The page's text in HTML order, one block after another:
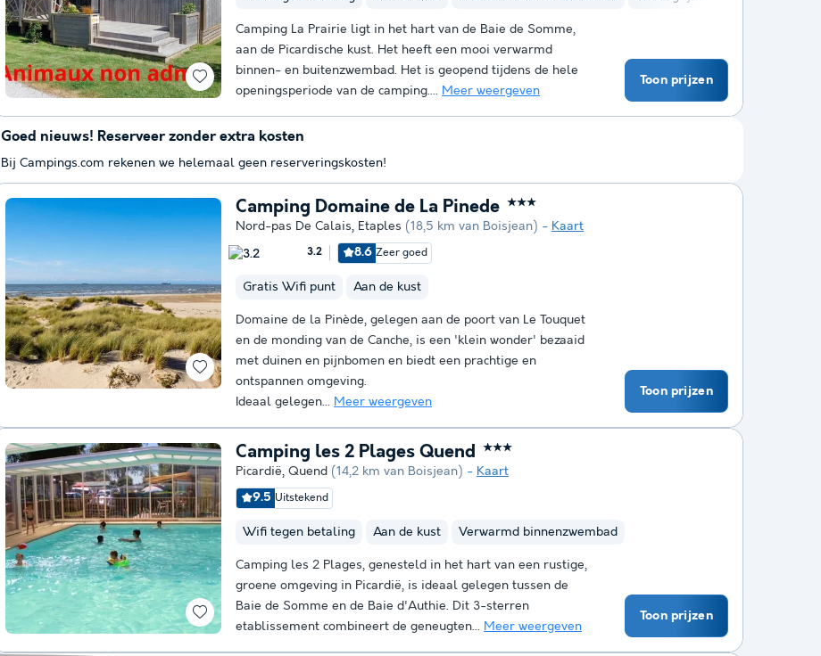
Camping La Prairie ligt in het hart van de Baie de Somme,
aan de Picardische kust. Het heeft een mooi verwarmd
binnen- en buitenzwembad. Het is geopend tijdens de hele
openingsperiode van de camping.... Meer weergeven
Toon prijzen
Camping Domaine de La Pinede ★★★
Nord-pas De Calais, Etaples (18,5 km van Boisjean) Kaart
3.2 8.6 Zeer goed
Gratis Wifi punt Aan de kust
Domaine de la Pinède, gelegen aan de poort van Le Touquet
en de monding van de Canche, is een 'klein wonder' bezaaid
met duinen en pijnbomen en biedt een prachtige en
ontspannen omgeving.
Ideaal gelegen... Meer weergeven
Toon prijzen
Camping les 2 Plages Quend ★★★
Picardië, Quend (14,2 km van Boisjean)
Kaart
9.5 Uitstekend
Wifi tegen betaling Aan de kust Verwarmd binnenzwembad
Camping les 2 Plages, genesteld in het hart van een rustige,
groene omgeving in Picardië, is ideaal gelegen tussen de
Baie de Somme en de Baie d'Authie. Dit 3-sterren
etablissement combineert de geneugten... Meer weergeven
Toon prijzen
Goed nieuws! Reserveer zonder extra kosten
Bij Campings.com rekenen we helemaal geen reserveringskosten!